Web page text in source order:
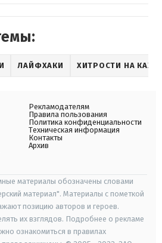
ЛАЙФХАКИ ХИТРОСТИ НА
Рекламодателям
Правила пользования
Политика конфиденциальности
Техническая информация
Контакты
Архив
материалы обозначены словами
материал". Материалы с пометкой
позицию авторов и героев.
их взглядов. Подробнее о рекламе
ознакомиться в правилах